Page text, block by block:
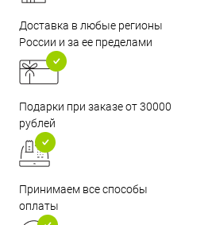
Доставка в любые регионы
России и за ее пределами
Подарки при заказе от 30000
рублей
Принимаем все способы
оплаты